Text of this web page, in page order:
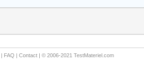
| FAQ | Contact | © 2006-2021 TestMateriel.com